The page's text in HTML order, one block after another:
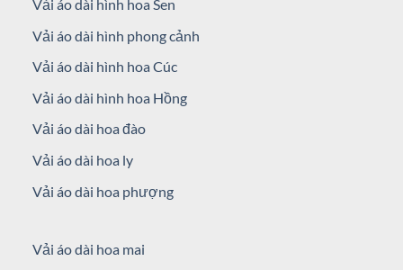
Vải áo dài hình hoa Sen
Vải áo dài hình phong cảnh
Vải áo dài hình hoa Cúc
Vải áo dài hình hoa Hồng
Vải áo dài hoa đào
Vải áo dài hoa ly
Vải áo dài hoa phượng
Vải áo dài hoa mai